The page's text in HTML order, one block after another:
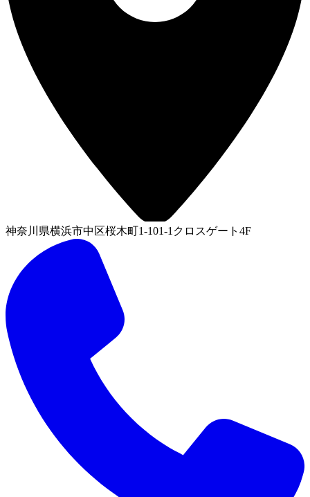
神奈川県横浜市中区桜木町1-101-1クロスゲート4F